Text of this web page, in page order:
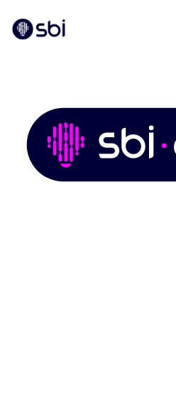
PARTENAIRES
RÉALISATIONS